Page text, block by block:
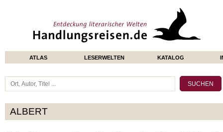
ATLAS LESERWELTEN KATALOG
ALBERT